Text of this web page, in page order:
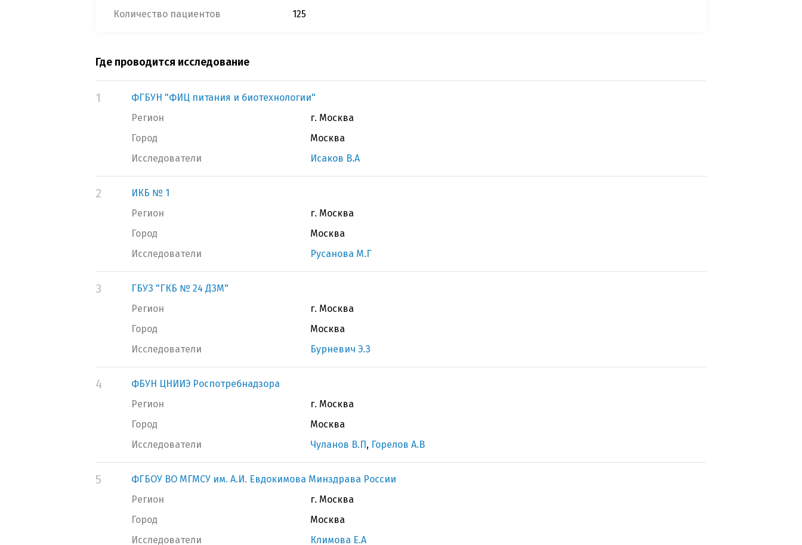
Количество пациентов
125
Где проводится исследование
1
ФГБУН "ФИЦ питания и биотехнологии"
Регион
г. Москва
Город
Москва
Исследователи
Исаков В.А
2
ИКБ № 1
Регион
г. Москва
Город
Москва
Исследователи
Русанова М.Г
3
ГБУЗ "ГКБ № 24 ДЗМ"
Регион
г. Москва
Город
Москва
Исследователи
Бурневич Э.З
4
ФБУН ЦНИИЭ Роспотребнадзора
Регион
г. Москва
Город
Москва
Исследователи
Чуланов В.П, Горелов А.В
5
ФГБОУ ВО МГМСУ им. А.И. Евдокимова Минздрава России
Регион
г. Москва
Город
Москва
Исследователи
Климова Е.А